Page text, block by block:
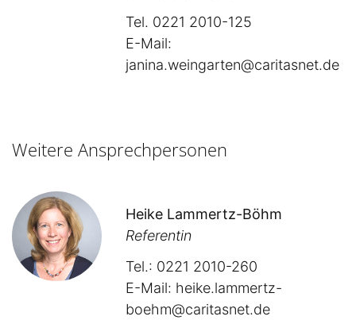
Tel. 0221 2010-125
E-Mail:
janina.weingarten@caritasnet.de
Weitere Ansprechpersonen
Heike Lammertz-Böhm
Referentin
Tel.: 0221 2010-260
E-Mail: heike.lammertz-
boehm@caritasnet.de